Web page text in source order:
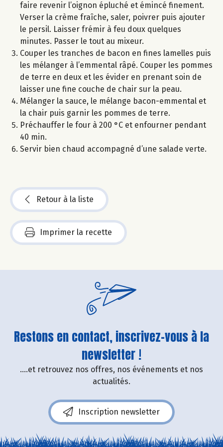
faire revenir l’oignon épluché et émincé finement.
Verser la crème fraîche, saler, poivrer puis ajouter
le persil. Laisser frémir à feu doux quelques
minutes. Passer le tout au mixeur.
Couper les tranches de bacon en fines lamelles puis
les mélanger à l’emmental râpé. Couper les pommes
de terre en deux et les évider en prenant soin de
laisser une fine couche de chair sur la peau.
Mélanger la sauce, le mélange bacon-emmental et
la chair puis garnir les pommes de terre.
Préchauffer le four à 200 °C et enfourner pendant
40 min.
Servir bien chaud accompagné d’une salade verte.
Retour à la liste
Imprimer la recette
Restons en contact, inscrivez-vous à la
newsletter !
....et retrouvez nos offres, nos événements et nos
actualités.
Inscription newsletter